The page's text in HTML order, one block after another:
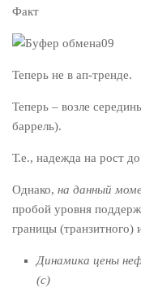
Факт
Теперь не в ап-тренде.
Теперь – возле
баррель).
Т.е., надежда на рост
Однако, на данный
пробой уровня
границы (транзитного)
Динамика цены
(с)